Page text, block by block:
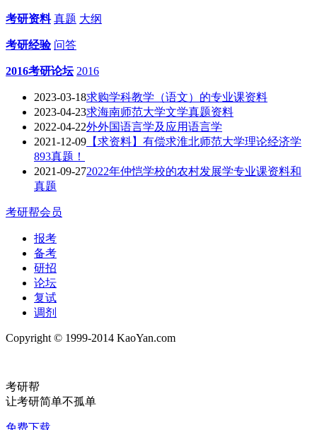
考研资料 真题 大纲
考研经验 问答
2016考研论坛 2016
2023-03-18求购学科教学（语文）的专业课资料
2023-04-23求海南师范大学文学真题资料
2022-04-22外外国语言学及应用语言学
2021-12-09 【求资料】有偿求淮北师范大学理论经济学
893真题！
2021-09-272022年仲恺学校的农村发展学专业课资料和
真题
考研帮会员
报考
备考
研招
论坛
复试
调剂
Copyright © 1999-2014 KaoYan.com
考研帮
让考研简单不孤单
免费下载